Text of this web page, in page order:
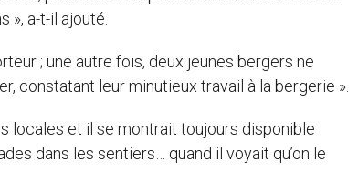
», a-t-il ajouté.
; une autre fois, deux jeunes bergers ne
constatant leur minutieux travail à la bergerie ».
locales et il se montrait toujours disponible
dans les sentiers… quand il voyait qu’on le